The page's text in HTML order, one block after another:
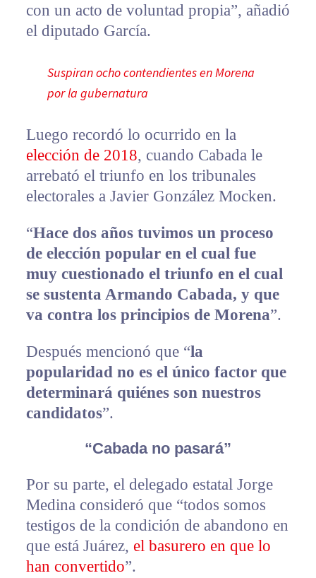
con un acto de voluntad propia”, añadió
el diputado García.
Suspiran ocho contendientes en Morena
por la gubernatura
Luego recordó lo ocurrido en la
elección de 2018, cuando Cabada le
arrebató el triunfo en los tribunales
electorales a Javier González Mocken.
“Hace dos años tuvimos un proceso
de elección popular en el cual fue
muy cuestionado el triunfo en el cual
se sustenta Armando Cabada, y que
va contra los principios de Morena”.
Después mencionó que “la
popularidad no es el único factor que
determinará quiénes son nuestros
candidatos”.
“Cabada no pasará”
Por su parte, el delegado estatal Jorge
Medina consideró que “todos somos
testigos de la condición de abandono en
que está Juárez, el basurero en que lo
han convertido”.